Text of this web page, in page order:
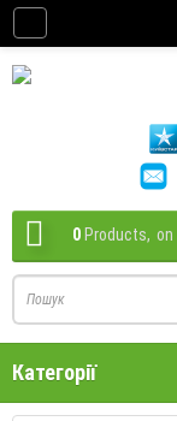
0 Products, on
Категорії